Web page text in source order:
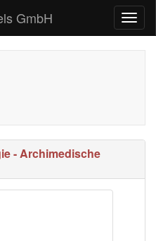
GmbH
- Archimedische